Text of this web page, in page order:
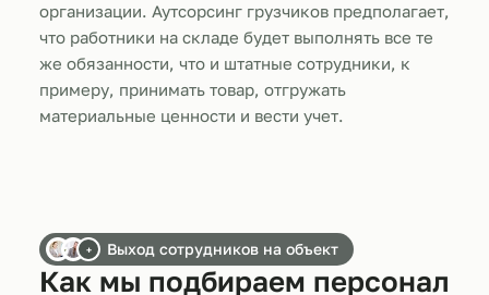
организации. Аутсорсинг грузчиков предполагает,
что работники на складе будет выполнять все те
же обязанности, что и штатные сотрудники, к
примеру, принимать товар, отгружать
материальные ценности и вести учет.
+ Выход сотрудников на объект
Как мы подбираем персонал